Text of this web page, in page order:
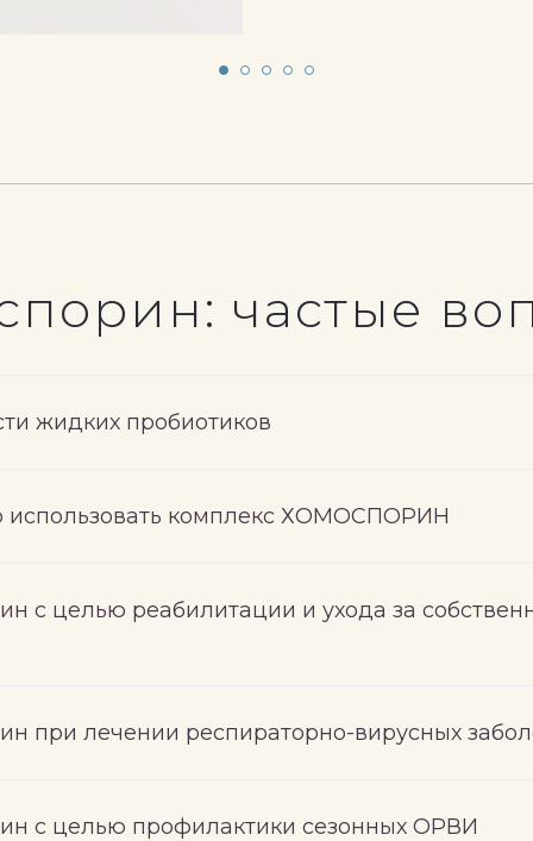
частые
жидких пробиотиков
использовать комплекс ХОМОСПОРИН
с целью реабилитации и ухода за
при лечении респираторно-вирусных
с целью профилактики сезонных ОРВИ